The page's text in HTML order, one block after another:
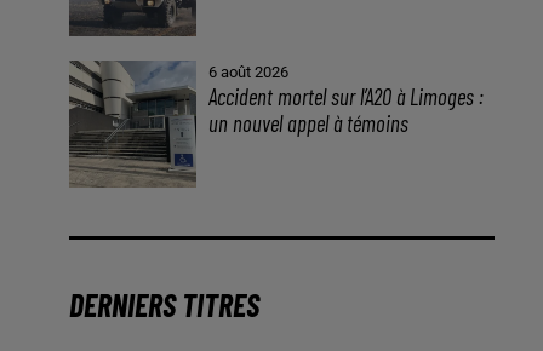
6 août 2026
Accident mortel sur l’A20 à Limoges :
un nouvel appel à témoins
DERNIERS TITRES